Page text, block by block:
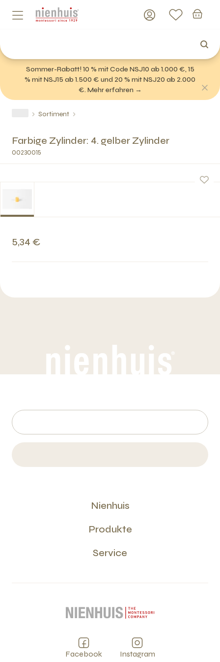
Sommer-Rabatt! 10 % mit Code NSJ10 ab 1.000 €, 15
% mit NSJ15 ab 1.500 € und 20 % mit NSJ20 ab 2.000
€. Mehr erfahren →
Sortiment
Farbige Zylinder: 4. gelber Zylinder
00230015
5,34 €
Nienhuis
Produkte
Service
Facebook Instagram